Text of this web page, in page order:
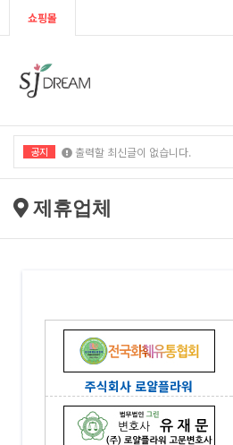
쇼핑몰
공지 출력할 최신글이 없습니다.
출력할 최신글이 없습니다.
제휴업체
주식회사 로얄플라워